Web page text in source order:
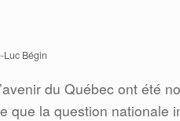
Luc Bégin
du Québec ont été
que la question nationale